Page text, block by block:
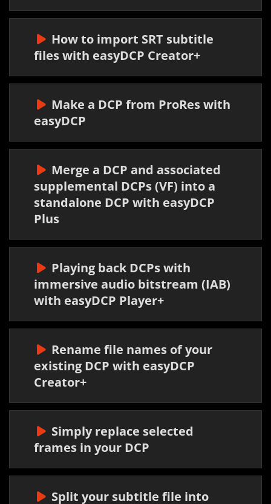
How to import SRT subtitle
files with easyDCP Creator+
Make a DCP from ProRes with
easyDCP
Merge a DCP and associated
supplemental DCPs (VF) into a
standalone DCP with easyDCP
Plus
Playing back DCPs with
immersive audio bitstream (IAB)
with easyDCP Player+
Rename file names of your
existing DCP with easyDCP
Creator+
Simply replace selected
frames in your DCP
Split your subtitle file into